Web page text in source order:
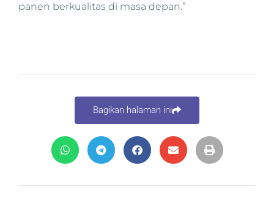
panen berkualitas di masa depan.”
Bagikan halaman ini